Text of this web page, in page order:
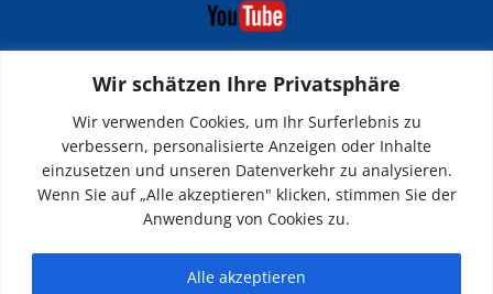
Wir schätzen Ihre Privatsphäre
Wir verwenden Cookies, um Ihr Surferlebnis zu
verbessern, personalisierte Anzeigen oder Inhalte
einzusetzen und unseren Datenverkehr zu analysieren.
Wenn Sie auf „Alle akzeptieren" klicken, stimmen Sie der
Anwendung von Cookies zu.
Alle akzeptieren
INFOS
Impressum
Datenschutz
Kontakt